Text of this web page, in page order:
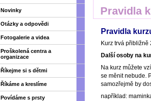
Pravidla
Pravidla
Kurz trvá
Další osoby na
Na kurz můžete
se měnit nebude.
samozřejmě by
například:
Novinky
Otázky a odpovědi
Fotogalerie a videa
Proškolená centra a
organizace
Říkejme si s dětmi
Říkáme a kreslíme
Povídáme s prsty